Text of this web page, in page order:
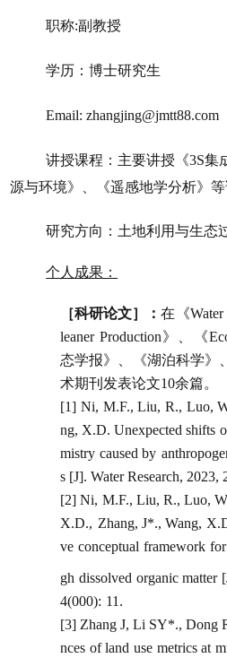
职称:副教授
学历：博士研究生
Email:zhangjing@jmtt88.com
讲授课程：主要讲授《3S集
源与环境》
、《遥感地学分析》等
研究方向：土地利用与生态
个人成果：
［科研论文］：在《Water
leaner Production》、《
态学报》、《湖泊科学》
术期刊发表论文10余篇。
[1] Ni, M.F., Liu,R., Luo,
ng, X.D. Unexpected shifts
mistry caused by
s [J]. Water Research, 2023,
[2]Ni, M.F., Liu, R., Luo,W
X.D., Zhang, J*.,Wang,
ve conceptual framework
gh dissolved organic matter
4(000): 11.
[3] Zhang J, Li SY*., Dong
nces of land use metrics at